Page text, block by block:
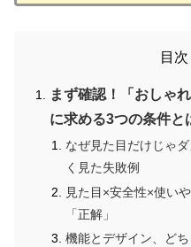
目次
まず確認！「おしゃ
に求める3つの条件と
なぜ見た目だけじゃ
く見た失敗例
見た目×安全性×使い
「正解」
機能とデザイン、ど